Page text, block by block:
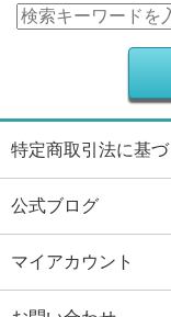
特定商取引法に基づ
公式ブログ
マイアカウント